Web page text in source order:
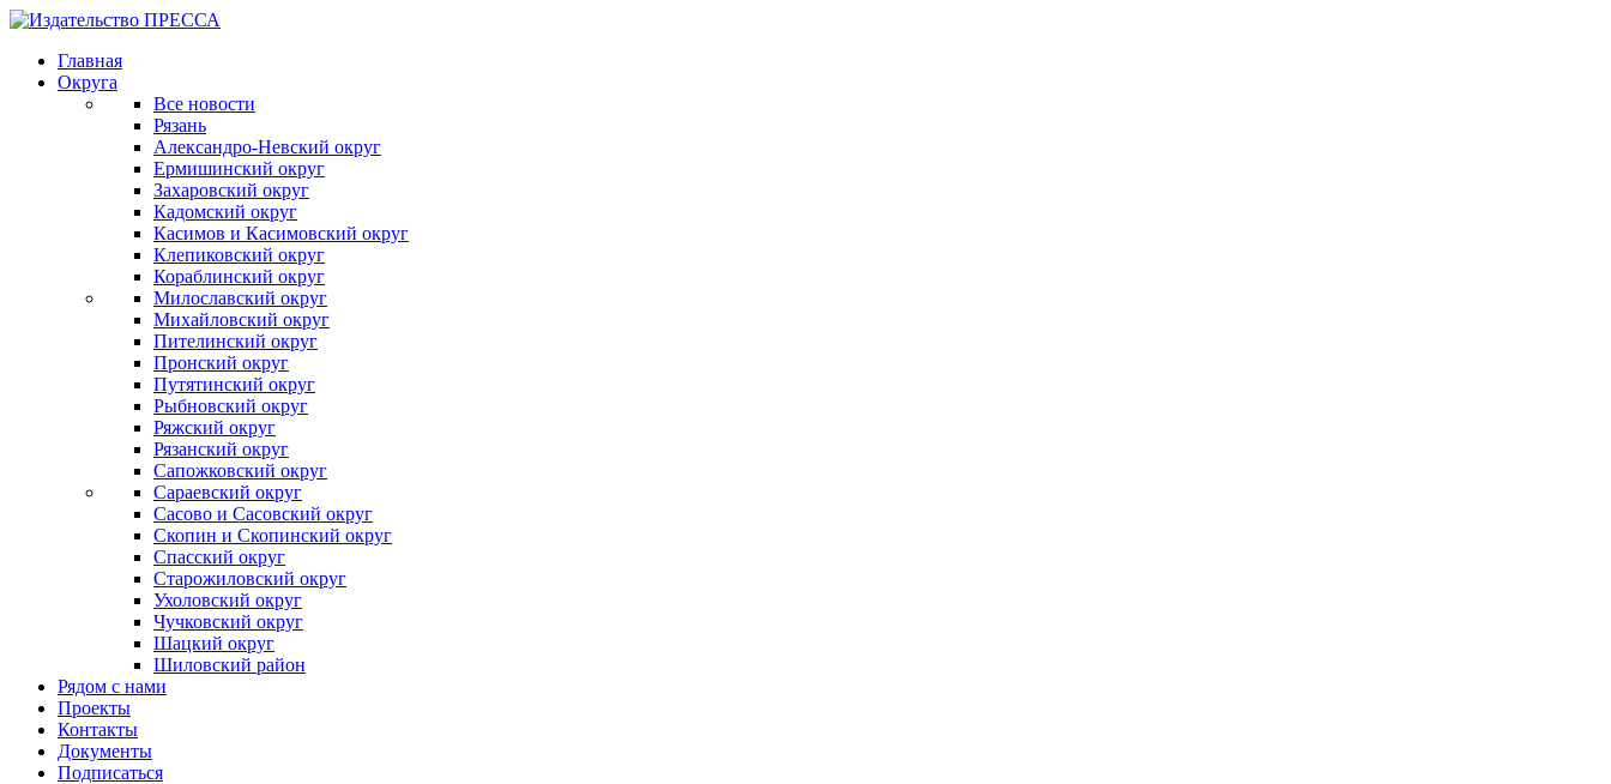
Главная
Округа
Все новости
Рязань
Александро-Невский округ
Ермишинский округ
Захаровский округ
Кадомский округ
Касимов и Касимовский округ
Клепиковский округ
Кораблинский округ
Милославский округ
Михайловский округ
Пителинский округ
Пронский округ
Путятинский округ
Рыбновский округ
Ряжский округ
Рязанский округ
Сапожковский округ
Сараевский округ
Сасово и Сасовский округ
Скопин и Скопинский округ
Спасский округ
Старожиловский округ
Ухоловский округ
Чучковский округ
Шацкий округ
Шиловский район
Рядом с нами
Проекты
Контакты
Документы
Подписаться